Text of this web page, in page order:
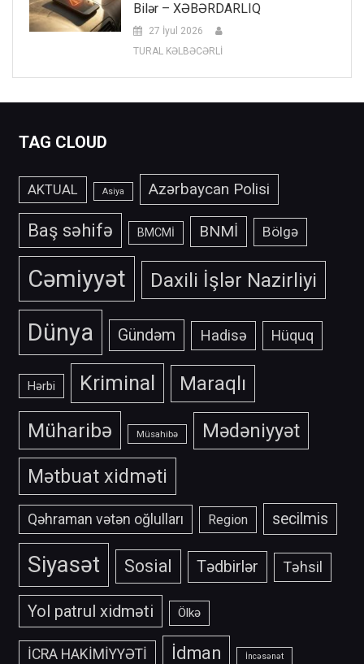
Bilər – XƏBƏRDARLIQ
27 İyul 2026
TURAL KƏLBƏCƏRLİ
TAG CLOUD
AKTUAL Asiya Azərbaycan Polisi
Baş səhifə BMCMİ BNMİ Bölgə
Cəmiyyət Daxili İşlər Nazirliyi
Dünya Gündəm Hadisə Hüquq
Hərbi Kriminal Maraqlı
Müharibə Müsahibə
Mədəniyyət
Mətbuat xidməti
Qəhraman vətən oğlulları Region secilmis
Siyasət Sosial Tədbirlər Təhsil
Yol patrul xidməti Ölkə
İCRA HAKİMİYYƏTİ İdman İncəsənət